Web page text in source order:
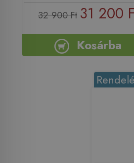
32 900 Ft 31 200
Kosárba